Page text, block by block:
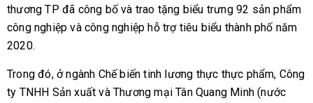
thương TP đã công bố và trao tặng biểu trưng 92 sản phẩm
công nghiệp và công nghiệp hỗ trợ tiêu biểu thành phố năm
2020.
Trong đó, ở ngành Chế biến tinh lương thực thực phẩm, Công
ty TNHH Sản xuất và Thương mại Tân Quang Minh (nước